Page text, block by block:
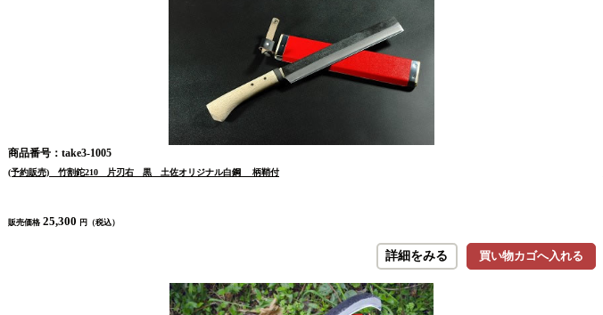
商品番号：take3-1005
(予約販売) 竹割鉈210 片刃右 黒 土佐オリジナル白鋼 柄鞘付
販売価格 25,300 円（税込）
買い物カゴへ入れる
詳細をみる